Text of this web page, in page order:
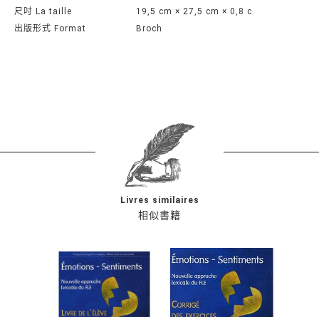
尺吋 La taille
19,5 cm × 27,5 cm × 0,8 c
出版形式 Format
Broch
相似書籍
Livres similaires